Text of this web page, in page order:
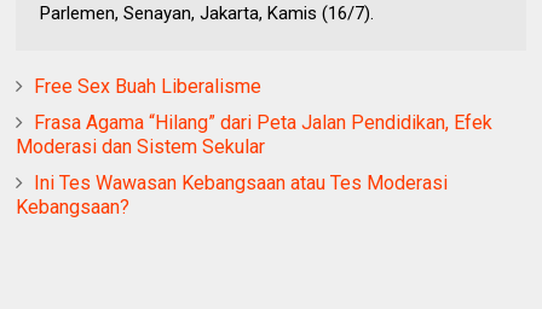
Parlemen, Senayan, Jakarta, Kamis (16/7).
Free Sex Buah Liberalisme
Frasa Agama “Hilang” dari Peta Jalan Pendidikan, Efek
Moderasi dan Sistem Sekular
Ini Tes Wawasan Kebangsaan atau Tes Moderasi
Kebangsaan?